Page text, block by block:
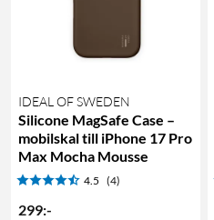
IDEAL OF SWEDEN
Silicone MagSafe Case –
mobilskal till iPhone 17 Pro
Max Mocha Mousse
4.5 (4)
299:-